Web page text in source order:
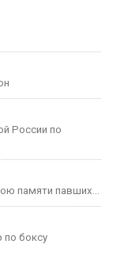
России по
памяти павших...
по боксу